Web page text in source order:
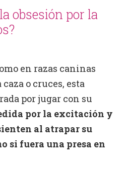
obsesión por la
en razas caninas
o cruces, esta
por jugar con su
por la excitación y
al atrapar su
si fuera una presa en